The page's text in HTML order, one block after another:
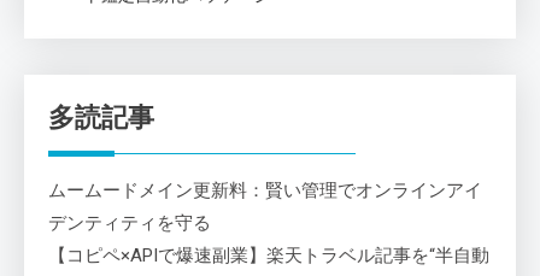
多読記事
ムームードメイン更新料：賢い管理でオンラインアイ
デンティティを守る
【コピペ×APIで爆速副業】楽天トラベル記事を“半自動